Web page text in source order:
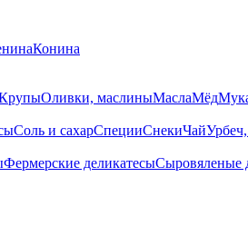
Конина
Оливки, маслиныМаслаМёд
Соль и сахарСпецииСнекиЧай
Фермерские деликатесыСыровяленые